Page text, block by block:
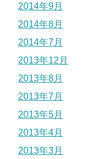
2014年9月
2014年8月
2014年7月
2013年12月
2013年8月
2013年7月
2013年5月
2013年4月
2013年3月